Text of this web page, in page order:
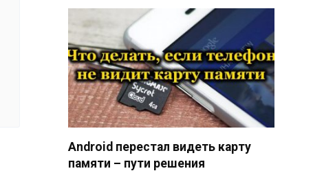
Android перестал видеть карту
памяти – пути решения